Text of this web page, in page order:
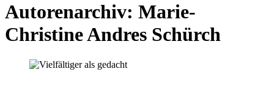
Autorenarchiv: Marie-
Christine Andres Schürch